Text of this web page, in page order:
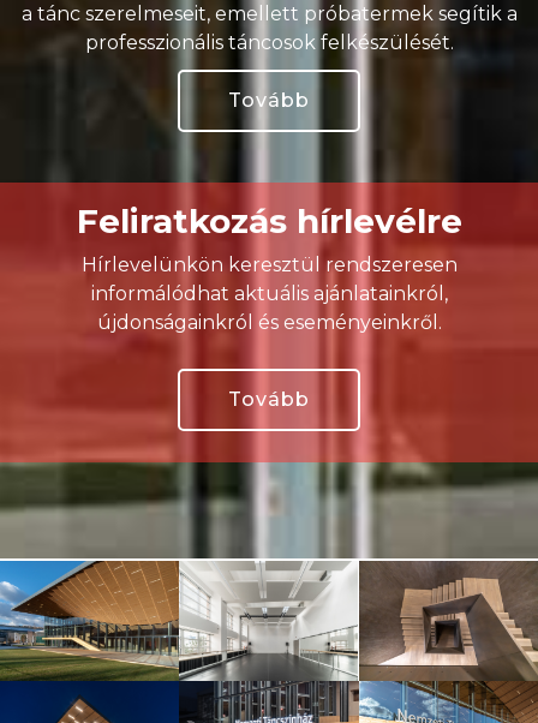
a tánc szerelmeseit, emellett próbatermek segítik a
professzionális táncosok felkészülését.
Tovább
Feliratkozás hírlevélre
Hírlevelünkön keresztül rendszeresen
informálódhat aktuális ajánlatainkról,
újdonságainkról és eseményeinkről.
Tovább